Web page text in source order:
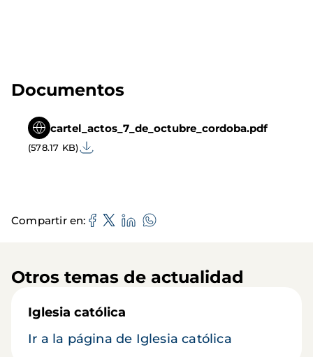
Documentos
cartel_actos_7_de_octubre_cordoba.pdf
(578.17 KB)
Compartir en
Otros temas de actualidad
Iglesia católica
Ir a la página de Iglesia católica